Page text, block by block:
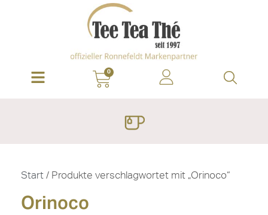
0
Start / Produkte verschlagwortet mit „Orinoco“
Orinoco